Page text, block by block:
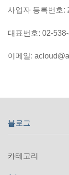
사업자 등록번호:
대표번호: 02-
이메일:
블로그
카테고리